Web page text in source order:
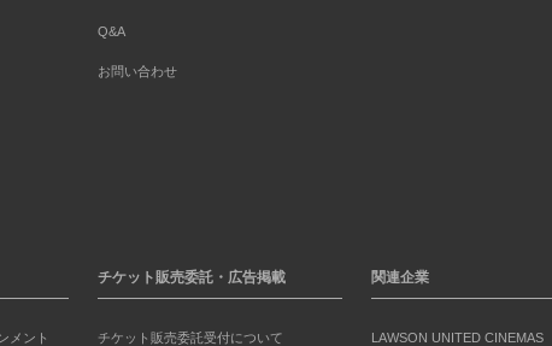
Q&A
お問い合わせ
メント
チケット販売委託・広告掲載
チケット販売委託受付について
関連企業
LAWSON UNITED CINEMAS